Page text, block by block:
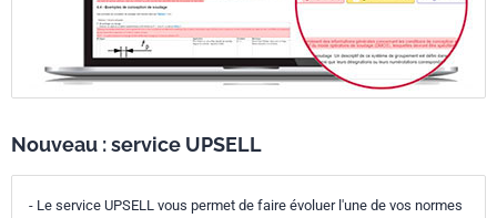
Nouveau : service UPSELL
- Le service UPSELL vous permet de faire évoluer l'une de vos normes